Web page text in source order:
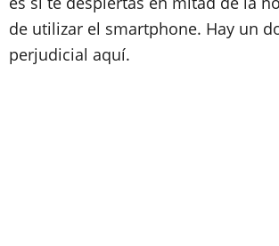
de utilizar el smartphone. Hay un
perjudicial aquí.